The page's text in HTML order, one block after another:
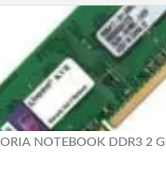
NOTEBOOK DDR3 2